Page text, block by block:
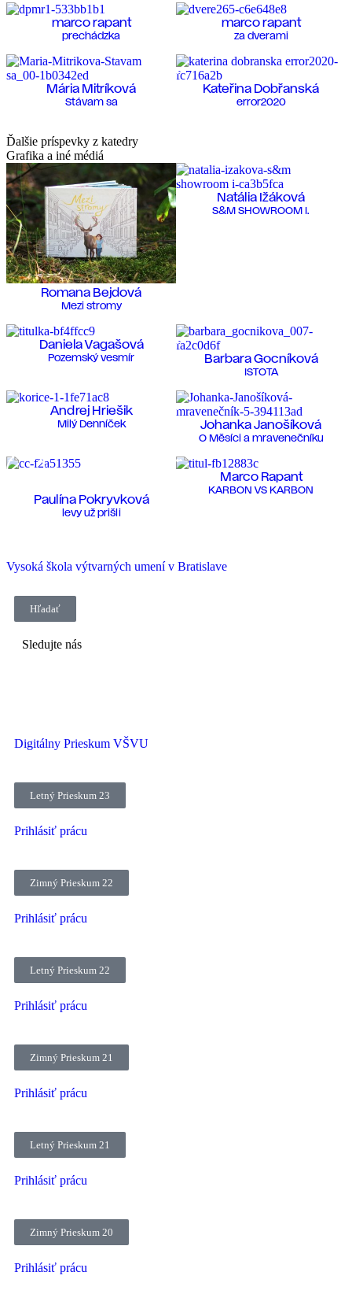
marco rapant
prechádzka
marco rapant
za dverami
Mária Mitríková
Stávam sa
Kateřina Dobřanská
error2020
Ďalšie príspevky z katedry
Grafika a iné médiá
Romana Bejdová
Mezi stromy
Natália Ižáková
S&M SHOWROOM I.
Daniela Vagašová
Pozemský vesmír Barbara Gocníková
ISTOTA
Andrej Hriešik
Milý Denníček Johanka Janošíková
O Měsíci a mravenečníku
Paulína Pokryvková
levy už prišli
Marco Rapant
KARBON VS KARBON
Vysoká škola výtvarných umení v Bratislave
Hľadať
Sledujte nás
Digitálny Prieskum VŠVU
Letný Prieskum 23
Prihlásiť prácu
Zimný Prieskum 22
Prihlásiť prácu
Letný Prieskum 22
Prihlásiť prácu
Zimný Prieskum 21
Prihlásiť prácu
Letný Prieskum 21
Prihlásiť prácu
Zimný Prieskum 20
Prihlásiť prácu